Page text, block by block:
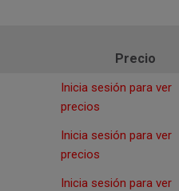
Precio
Inicia sesión para ver
precios
Inicia sesión para ver
precios
Inicia sesión para ver